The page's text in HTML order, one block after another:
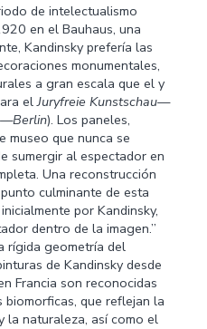
de intelectualismo
en el Bauhaus, una
Kandinsky prefería las
monumentales,
a gran escala que el y
elJuryfreie Kunstschau—
). Los paneles,
museo que nunca se
sumergir al espectador en
Una reconstrucción
culminante de esta
por Kandinsky,
dentro de la imagen.”
rígida geometría del
de Kandinsky desde
Francia son reconocidas
que reflejan la
la naturaleza, así como el